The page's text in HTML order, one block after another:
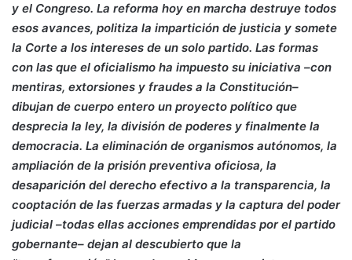
y el Congreso. La reforma hoy en marcha destruye todos
esos avances, politiza la impartición de justicia y somete
la Corte a los intereses de un solo partido. Las formas
con las que el oficialismo ha impuesto su iniciativa –con
mentiras, extorsiones y fraudes a la Constitución–
dibujan de cuerpo entero un proyecto político que
desprecia la ley, la división de poderes y finalmente la
democracia. La eliminación de organismos autónomos, la
ampliación de la prisión preventiva oficiosa, la
desaparición del derecho efectivo a la transparencia, la
cooptación de las fuerzas armadas y la captura del poder
judicial –todas ellas acciones emprendidas por el partido
gobernante– dejan al descubierto que la